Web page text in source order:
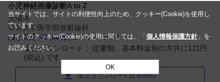
小児神経画像診断A to Z
大場洋
帝京大学医学部放射線科
脳と発達 40 (suppl)146-146, 2008.
全文ダウンロード： 従量制、基本料金制の方共に121円
(税込) です。
download 全文ダウンロード(0.50MB)
当サイトでは、サイトの利便性向上のため、クッキー(Cookie)を使用し
ています。
サイトのクッキー(Cookie)の使用に関しては、「 個人情報保護方針」を
お読みください。
OK